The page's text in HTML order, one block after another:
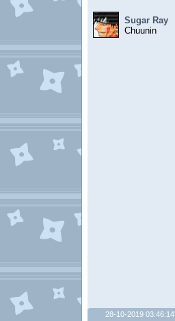
Sugar Ray
Chuunin
28-10-2019 03:46:14